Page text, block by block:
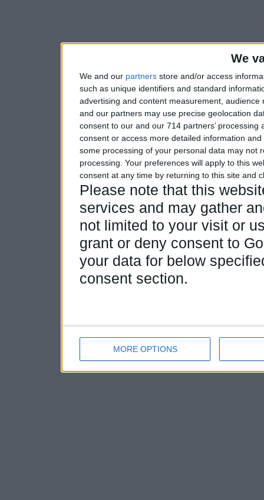
We
We and our partners store and/or access
such as unique identifiers and standard
advertising and content measurement,
and our partners may use precise geolocation
consent to our and our 714 partners’
consent or access more detailed information
some processing of your personal data may not
processing. Your preferences will apply to this
consent at any time by returning to this site and
Please note that this
services and may gather
not limited to your visit or
grant or deny consent to
your data for below
consent section.
MORE OPTIONS